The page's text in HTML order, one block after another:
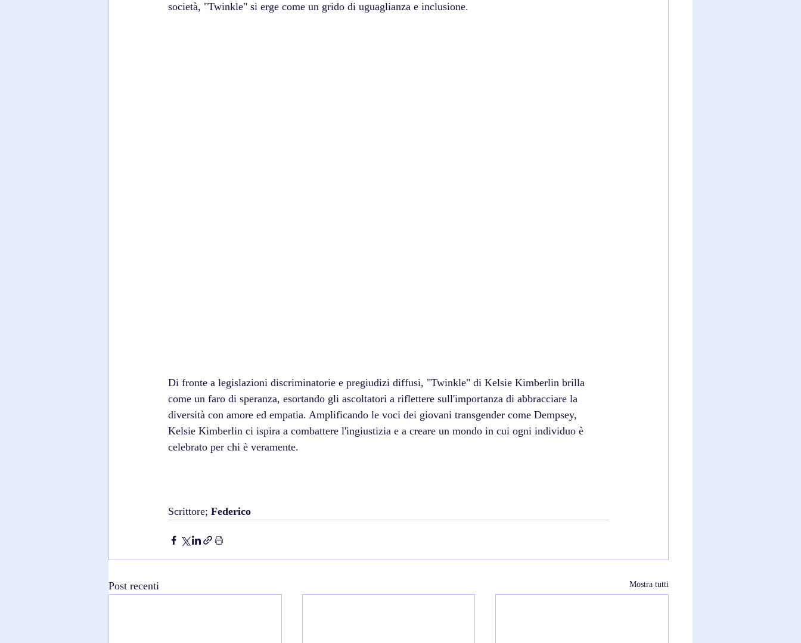
società, "Twinkle" si erge come un grido di uguaglianza e inclusione.
Di fronte a legislazioni discriminatorie e pregiudizi diffusi, "Twinkle" di Kelsie Kimberlin brilla
come un faro di speranza, esortando gli ascoltatori a riflettere sull'importanza di abbracciare la
diversità con amore ed empatia. Amplificando le voci dei giovani transgender come Dempsey,
Kelsie Kimberlin ci ispira a combattere l'ingiustizia e a creare un mondo in cui ogni individuo è
celebrato per chi è veramente.
Scrittore; Federico
Post recenti Mostra tutti